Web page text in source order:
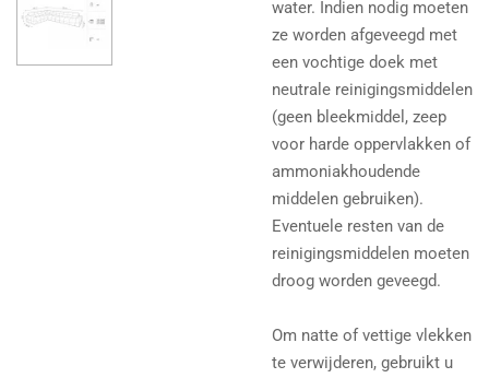
water. Indien nodig moeten
ze worden afgeveegd met
een vochtige doek met
neutrale reinigingsmiddelen
(geen bleekmiddel, zeep
voor harde oppervlakken of
ammoniakhoudende
middelen gebruiken).
Eventuele resten van de
reinigingsmiddelen moeten
droog worden geveegd.
Om natte of vettige vlekken
te verwijderen, gebruikt u